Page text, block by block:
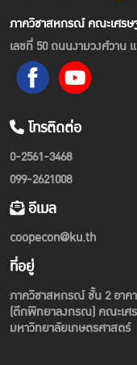
ภาควิชาสหกรณ์ คณะเศรษ
เลขที่ 50 ถนนงามวงศ์วาน
โทรติดต่อ
0-2561-3468
099-2621008
อีเมล
coopecon@ku.th
ที่อยู่
ภาควิชาสหกรณ์ ชั้น 2 อาค
(ตึกพิทยาลงกรณ) คณะเศ
มหาวิทยาลัยเกษตรศาสตร์